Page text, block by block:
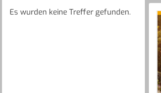
Es wurden keine Treffer gefunden.